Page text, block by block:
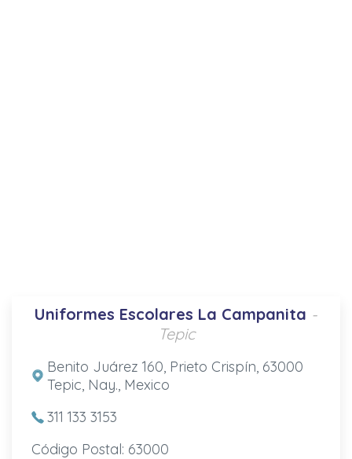
Uniformes Escolares La Campanita -
Tepic
Benito Juárez 160, Prieto Crispín, 63000
Tepic, Nay., Mexico
311 133 3153
Código Postal: 63000